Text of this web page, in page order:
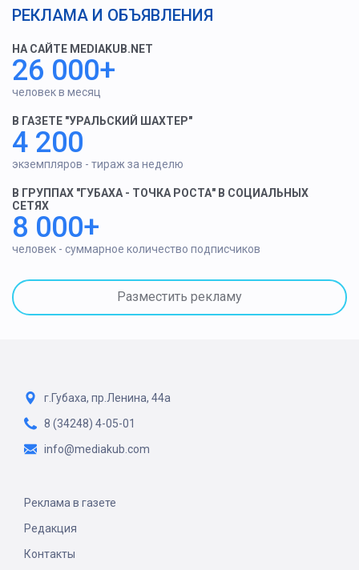
РЕКЛАМА И ОБЪЯВЛЕНИЯ
НА САЙТЕ MEDIAKUB.NET
26 000+
человек в месяц
В ГАЗЕТЕ "УРАЛЬСКИЙ ШАХТЕР"
4 200
экземпляров - тираж за неделю
В ГРУППАХ "ГУБАХА - ТОЧКА РОСТА" В СОЦИАЛЬНЫХ
СЕТЯХ
8 000+
человек - суммарное количество подписчиков
Разместить рекламу
г.Губаха, пр.Ленина, 44а
8 (34248) 4-05-01
info@mediakub.com
Реклама в газете
Редакция
Контакты